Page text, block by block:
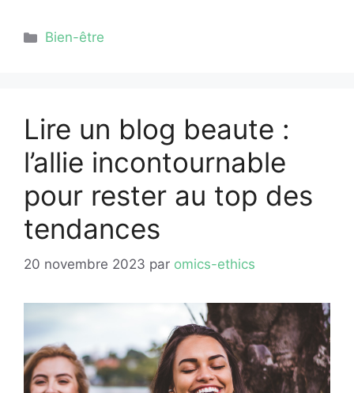
Catégories
Bien-être
Lire un blog beaute :
l’allie incontournable
pour rester au top des
tendances
20 novembre 2023 par omics-ethics